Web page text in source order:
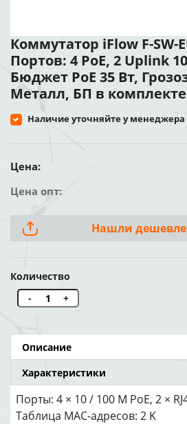
Коммутатор iFlow F-SW-
Портов: 4 PoE, 2 Uplink
Бюджет PoE 35 Вт,
Металл, БП в
Наличие уточняйте у менеджера
Цена:
Цена опт:
Нашли дешевле
Количество
-
+
Описание
Характеристики
Порты: 4 × 10 / 100 М PoE, 2 ×
Таблица MAC-адресов: 2 K